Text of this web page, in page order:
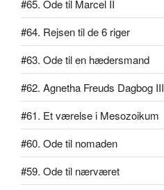
#65. Ode til Marcel II
#64. Rejsen til de 6 riger
#63. Ode til en hædersmand
#62. Agnetha Freuds Dagbog III
#61. Et værelse i Mesozoikum
#60. Ode til nomaden
#59. Ode til nærværet